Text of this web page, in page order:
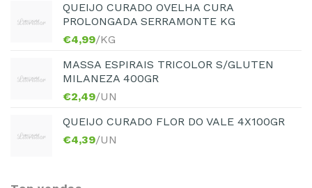
QUEIJO CURADO OVELHA CURA
PROLONGADA SERRAMONTE KG
€4,99/KG
MASSA ESPIRAIS TRICOLOR S/GLUTEN
MILANEZA 400GR
€2,49/UN
QUEIJO CURADO FLOR DO VALE 4X100GR
€4,39/UN